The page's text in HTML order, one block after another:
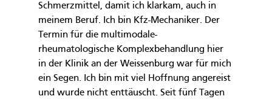
Schmerzmittel, damit ich klarkam, auch in
meinem Beruf. Ich bin Kfz-Mechaniker. Der
Termin für die multimodale-
rheumatologische Komplexbehandlung hier
in der Klinik an der Weissenburg war für mich
ein Segen. Ich bin mit viel Hoffnung angereist
und wurde nicht enttäuscht. Seit fünf Tagen